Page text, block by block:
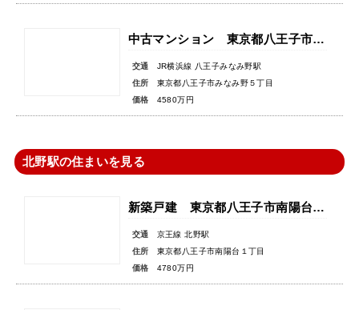
中古マンション 東京都八王子市みなみ野５丁目
交通
JR横浜線 八王子みなみ野駅
住所
東京都八王子市みなみ野５丁目
価格
4580万円
北野駅の住まいを見る
新築戸建 東京都八王子市南陽台１丁目
交通
京王線 北野駅
住所
東京都八王子市南陽台１丁目
価格
4780万円